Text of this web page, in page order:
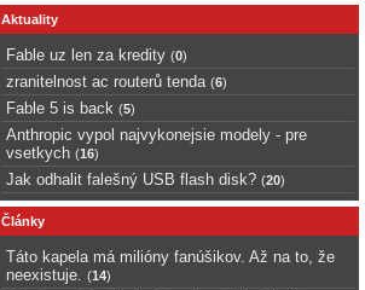
Aktuality
Fable uz len za kredity (0)
zranitelnost ac routerů tenda (6)
Fable 5 is back (5)
Anthropic vypol najvykonejsie modely - pre
vsetkych (16)
Jak odhalit falešný USB flash disk? (20)
Články
Táto kapela má milióny fanúšikov. Až na to, že
neexistuje.
(14)